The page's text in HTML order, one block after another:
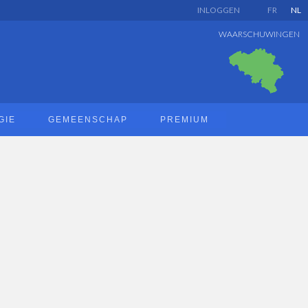
FR NL
INLOGGEN
WAARSCHUWINGEN
GEMEENSCHAP PREMIUM